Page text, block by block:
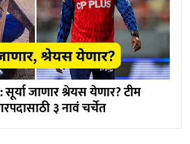
जाणार श्रेयस येणार? टीम
३ नावं चर्चेत